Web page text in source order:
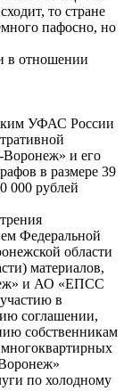
то стране
пафосно, но
в отношении
УФАС России
и его
в размере 39
000 рублей
Федеральной
области
материалов,
и АО «ЕПСС
в
соглашении,
собственникам
по холодному